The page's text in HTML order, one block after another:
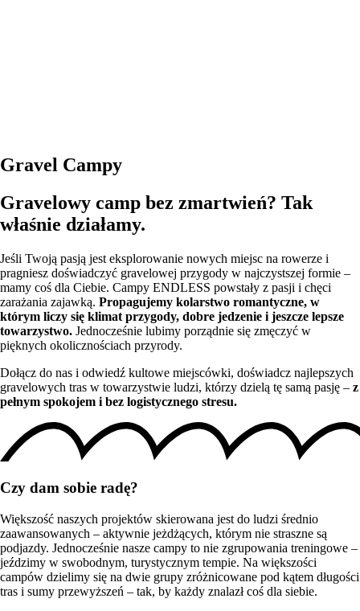
Gravel Campy
Gravelowy camp bez zmartwień? Tak
właśnie działamy.
Jeśli Twoją pasją jest eksplorowanie nowych miejsc na rowerze i
pragniesz doświadczyć gravelowej przygody w najczystszej formie –
mamy coś dla Ciebie. Campy ENDLESS powstały z pasji i chęci
zarażania zajawką. Propagujemy kolarstwo romantyczne, w
którym liczy się klimat przygody, dobre jedzenie i jeszcze lepsze
towarzystwo. Jednocześnie lubimy porządnie się zmęczyć w
pięknych okolicznościach przyrody.
Dołącz do nas i odwiedź kultowe miejscówki, doświadcz najlepszych
gravelowych tras w towarzystwie ludzi, którzy dzielą tę samą pasję – z
pełnym spokojem i bez logistycznego stresu.
Czy dam sobie radę?
Większość naszych projektów skierowana jest do ludzi średnio
zaawansowanych – aktywnie jeżdżących, którym nie straszne są
podjazdy. Jednocześnie nasze campy to nie zgrupowania treningowe –
jeździmy w swobodnym, turystycznym tempie. Na większości
campów dzielimy się na dwie grupy zróżnicowane pod kątem długości
tras i sumy przewyższeń – tak, by każdy znalazł coś dla siebie.